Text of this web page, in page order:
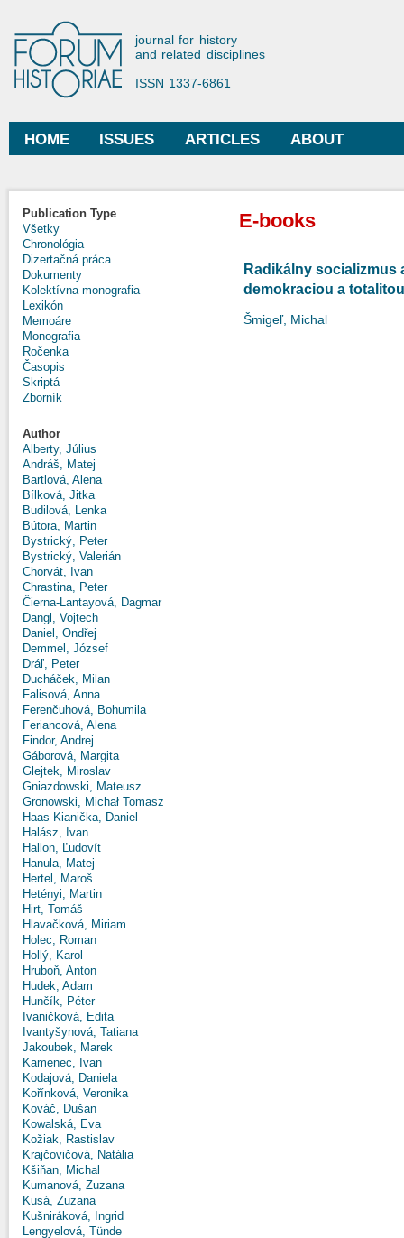
Forum Historiae
journal for history
and related disciplines
ISSN 1337-6861
Main menu
HOME ISSUES ARTICLES ABOUT
Publication Type
Všetky
Chronológia
Dizertačná práca
Dokumenty
Kolektívna monografia
Lexikón
Memoáre
Monografia
Ročenka
Časopis
Skriptá
Zborník
Author
Alberty, Július
Andráš, Matej
Bartlová, Alena
Bílková, Jitka
Budilová, Lenka
Bútora, Martin
Bystrický, Peter
Bystrický, Valerián
Chorvát, Ivan
Chrastina, Peter
Čierna-Lantayová, Dagmar
Dangl, Vojtech
Daniel, Ondřej
Demmel, József
Dráľ, Peter
Ducháček, Milan
Falisová, Anna
Ferenčuhová, Bohumila
Feriancová, Alena
Findor, Andrej
Gáborová, Margita
Glejtek, Miroslav
Gniazdowski, Mateusz
Gronowski, Michał Tomasz
Haas Kianička, Daniel
Halász, Ivan
Hallon, Ľudovít
Hanula, Matej
Hertel, Maroš
Hetényi, Martin
Hirt, Tomáš
Hlavačková, Miriam
Holec, Roman
Hollý, Karol
Hruboň, Anton
Hudek, Adam
Hunčík, Péter
Ivaničková, Edita
Ivantyšynová, Tatiana
Jakoubek, Marek
Kamenec, Ivan
Kodajová, Daniela
Kořínková, Veronika
Kováč, Dušan
Kowalská, Eva
Kožiak, Rastislav
Krajčovičová, Natália
Kšiňan, Michal
Kumanová, Zuzana
Kusá, Zuzana
Kušniráková, Ingrid
Lengyelová, Tünde
E-books
Radikálny socializmus
demokraciou a totalitou
Šmigeľ, Michal